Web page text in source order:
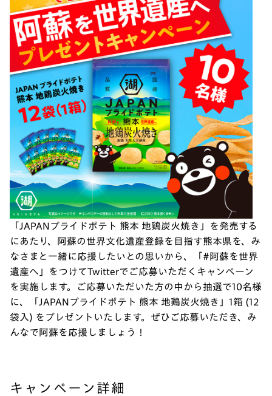
「JAPANプライドポテト 熊本 地鶏炭火焼き」を発売する
にあたり、阿蘇の世界文化遺産登録を目指す熊本県を、み
なさまと一緒に応援したいとの思いから、「#阿蘇を世界
遺産へ」をつけてTwitterでご応募いただくキャンペーン
を実施します。ご応募いただいた方の中から抽選で10名様
に、「JAPANプライドポテト 熊本 地鶏炭火焼き」1箱 (12
袋入) をプレゼントいたします。ぜひご応募いただき、み
んなで阿蘇を応援しましょう！
キャンペーン詳細